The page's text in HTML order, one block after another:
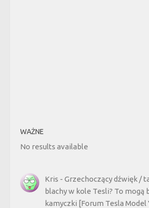
WAŻNE
No results available
Kris - Grzechoczący dźwięk /
blachy w kole Tesli? To mogą
kamyczki [Forum Tesla Model